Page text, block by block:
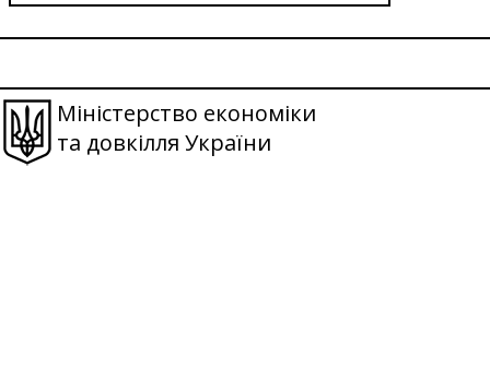
Міністерство економіки
та довкілля України